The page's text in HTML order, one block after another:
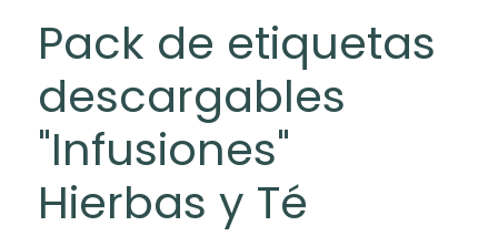
Pack de etiquetas
descargables
"Infusiones"
Hierbas y Té